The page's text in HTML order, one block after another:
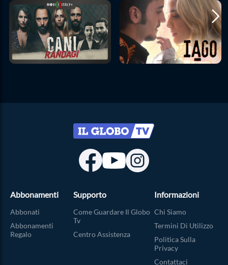
Abbonamenti
Abbonati
Abbonamenti
Regalo
Supporto
Come Guardare Il Globo
Tv
Centro Assistenza
Informazioni
Chi Siamo
Termini Di Utilizzo
Politica Sulla
Privacy
Contattaci